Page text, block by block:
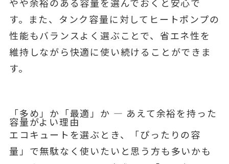
す。また、タンク容量に対してヒートポンプの
性能もバランスよく選ぶことで、省エネ性を
維持しながら快適に使い続けることができま
す。
「多め」か「最適」か — あえて余裕を持った
容量がよい理由
エコキュートを選ぶとき、「ぴったりの容
量」で無駄なく使いたいと思う方も多いかも